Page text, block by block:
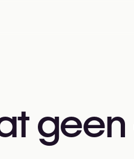
geen